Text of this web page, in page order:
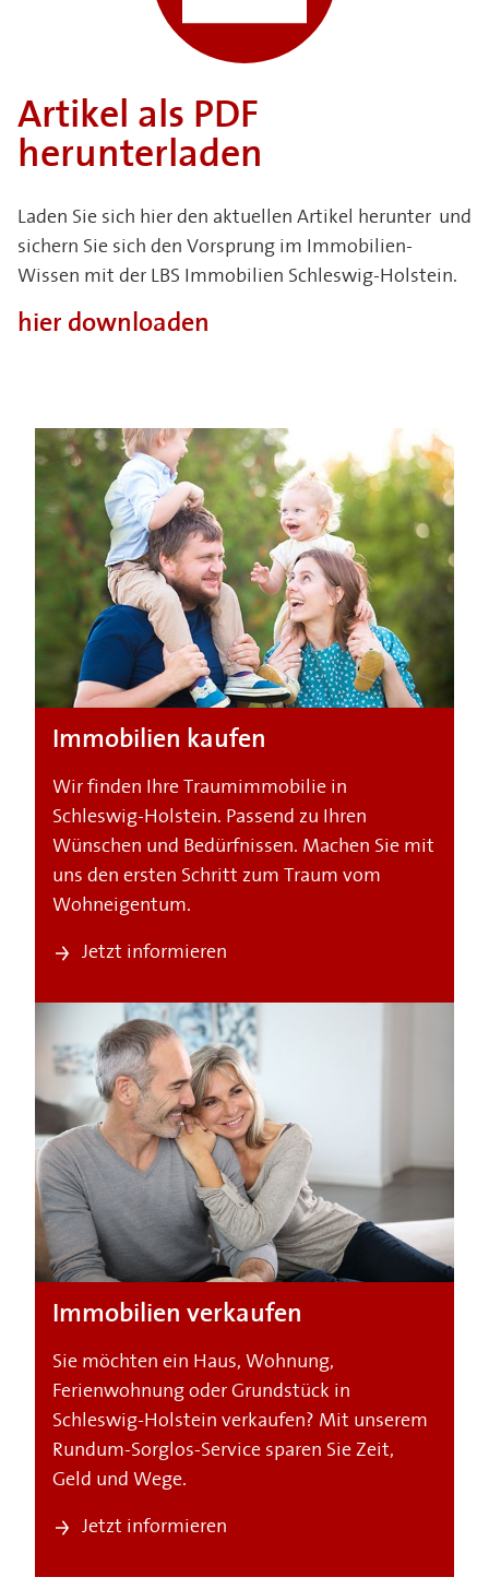
Artikel als PDF
herunterladen
Laden Sie sich hier den aktuellen Artikel herunter und
sichern Sie sich den Vorsprung im Immobilien-
Wissen mit der LBS Immobilien Schleswig-Holstein.
hier downloaden
Immobilien kaufen
Wir finden Ihre Traumimmobilie in
Schleswig-Holstein. Passend zu Ihren
Wünschen und Bedürfnissen. Machen Sie mit
uns den ersten Schritt zum Traum vom
Wohneigentum.
Jetzt informieren
Immobilien verkaufen
Sie möchten ein Haus, Wohnung,
Ferienwohnung oder Grundstück in
Schleswig-Holstein verkaufen? Mit unserem
Rundum-Sorglos-Service sparen Sie Zeit,
Geld und Wege.
Jetzt informieren